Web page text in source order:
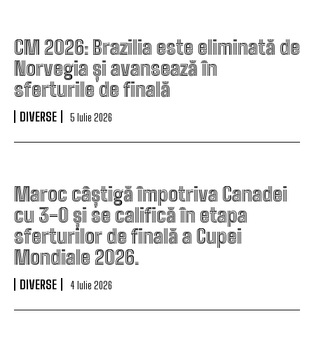
CM 2026: Brazilia este eliminată de
Norvegia și avansează în
sferturile de finală
DIVERSE 5 Iulie 2026
Maroc câștigă împotriva Canadei
cu 3-0 și se califică în etapa
sferturilor de finală a Cupei
Mondiale 2026.
DIVERSE 4 Iulie 2026